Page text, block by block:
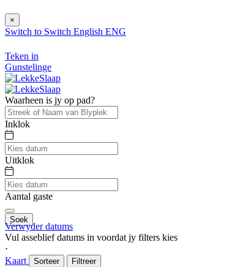
×
Switch to Switch English ENG
Teken in
Gunstelinge
Waarheen is jy op pad?
Inklok
Uitklok
Aantal gaste
Soek
Verwyder datums
Vul asseblief datums in voordat jy filters kies
⋅
Kaart
Sorteer Filtreer